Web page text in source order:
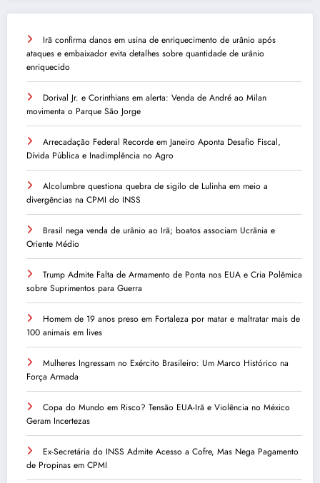
Irã confirma danos em usina de enriquecimento de urânio após
ataques e embaixador evita detalhes sobre quantidade de urânio
enriquecido
Dorival Jr. e Corinthians em alerta: Venda de André ao Milan
movimenta o Parque São Jorge
Arrecadação Federal Recorde em Janeiro Aponta Desafio Fiscal,
Dívida Pública e Inadimplência no Agro
Alcolumbre questiona quebra de sigilo de Lulinha em meio a
divergências na CPMI do INSS
Brasil nega venda de urânio ao Irã; boatos associam Ucrânia e
Oriente Médio
Trump Admite Falta de Armamento de Ponta nos EUA e Cria Polêmica
sobre Suprimentos para Guerra
Homem de 19 anos preso em Fortaleza por matar e maltratar mais de
100 animais em lives
Mulheres Ingressam no Exército Brasileiro: Um Marco Histórico na
Força Armada
Copa do Mundo em Risco? Tensão EUA-Irã e Violência no México
Geram Incertezas
Ex-Secretária do INSS Admite Acesso a Cofre, Mas Nega Pagamento
de Propinas em CPMI